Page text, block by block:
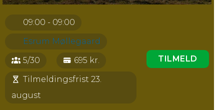
09:00 - 09:00
Esrum Møllegaard
5/30
695 kr.
Tilmeldingsfrist 23.
august
TILMELD